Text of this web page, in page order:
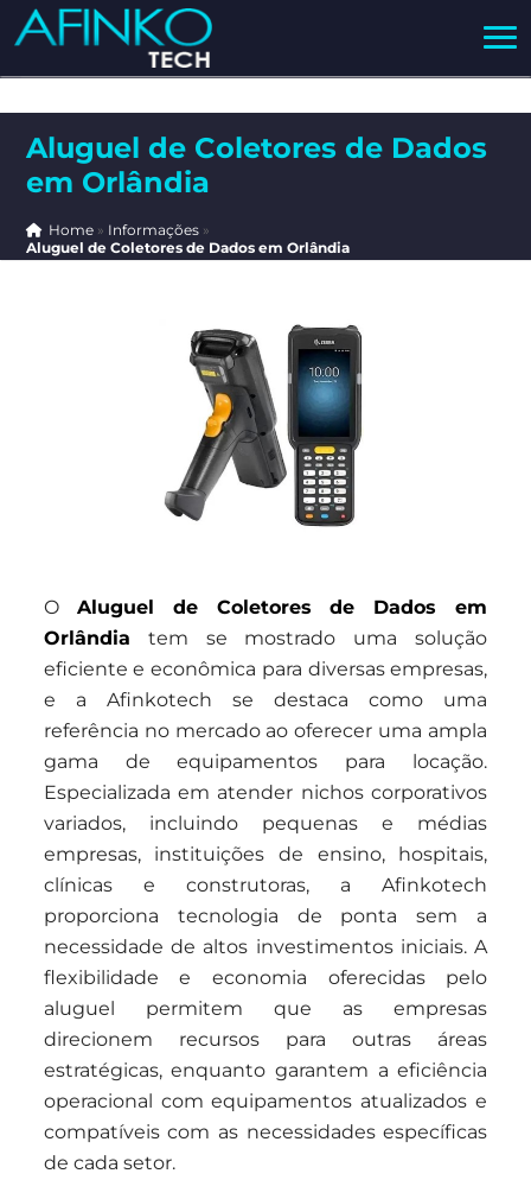
Aluguel de Coletores de Dados
em Orlândia
Home» Informações »
Aluguel de Coletores de Dados em Orlândia
O Aluguel de Coletores de Dados em
Orlândia tem se mostrado uma solução
eficiente e econômica para diversas empresas,
e a Afinkotech se destaca como uma
referência no mercado ao oferecer uma ampla
gama de equipamentos para locação.
Especializada em atender nichos corporativos
variados, incluindo pequenas e médias
empresas, instituições de ensino, hospitais,
clínicas e construtoras, a Afinkotech
proporciona tecnologia de ponta sem a
necessidade de altos investimentos iniciais. A
flexibilidade e economia oferecidas pelo
aluguel permitem que as empresas
direcionem recursos para outras áreas
estratégicas, enquanto garantem a eficiência
operacional com equipamentos atualizados e
compatíveis com as necessidades específicas
de cada setor.